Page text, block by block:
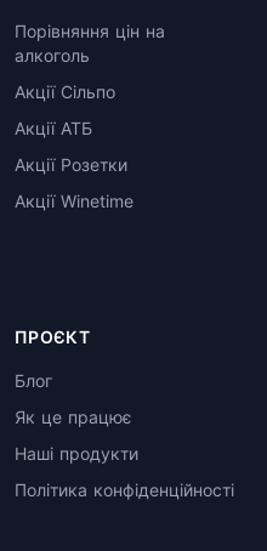
Порівняння цін на
алкоголь
Акції Сільпо
Акції АТБ
Акції Розетки
Акції Winetime
ПРОЄКТ
Блог
Як це працює
Наші продукти
Політика конфіденційності